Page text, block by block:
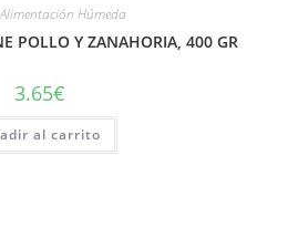
Húmeda
POLLO Y ZANAHORIA, 400 GR
3.65€
al carrito